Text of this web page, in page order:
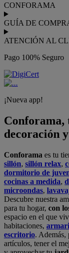
CONFORAMA
GUÍA DE
ATENCIÓN AL
Pago 100% Seguro
¡Nueva app!
Conforama,
decoración
Conforama es tu
sillón, sillón relax,
dormitorio de
cocinas a medida,
microondas,
Descubre nuestra
para tu hogar, con
espacio en el que
habitaciones,
escritorio. Además,
artículos, tener el